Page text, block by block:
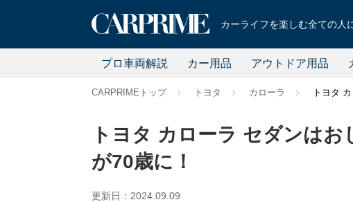
カーライフを楽しむ全ての人
プロ車両解説 カー用品 アウトドア用品
CARPRIMEトップ トヨタ カローラ トヨタ
トヨタ カローラ セダンは
が70歳に！
更新日：2024.09.09